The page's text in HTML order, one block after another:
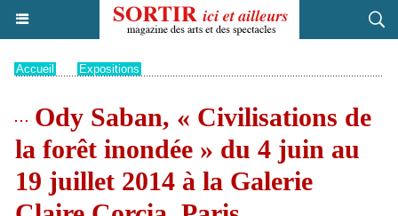
Accueil Expositions
Ody Saban, « Civilisations de
la forêt inondée » du 4 juin au
19 juillet 2014 à la Galerie